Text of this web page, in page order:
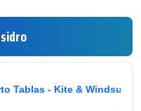
Tablas - Kite & Windsurf